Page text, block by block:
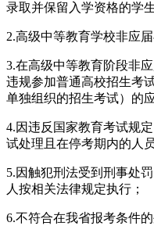
录取并保留入学资格的学生
2.高级中等教育学校非应
3.在高级中等教育阶段非
违规参加普通高校招生考
单独组织的招生考试）的
4.因违反国家教育考试规
试处理且在停考期内的人员
5.因触犯刑法受到刑事处
人按相关法律规定执行；
6.不符合在我省报考条件的